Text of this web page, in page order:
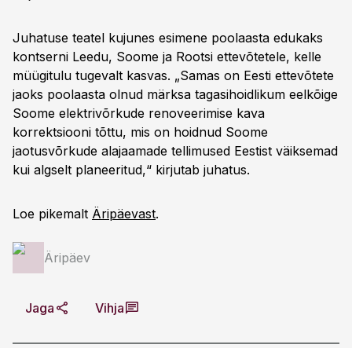
Juhatuse teatel kujunes esimene poolaasta edukaks
kontserni Leedu, Soome ja Rootsi ettevõtetele, kelle
müügitulu tugevalt kasvas. „Samas on Eesti ettevõtete
jaoks poolaasta olnud märksa tagasihoidlikum eelkõige
Soome elektrivõrkude renoveerimise kava
korrektsiooni tõttu, mis on hoidnud Soome
jaotusvõrkude alajaamade tellimused Eestist väiksemad
kui algselt planeeritud,“ kirjutab juhatus.
Loe pikemalt Äripäevast.
Äripäev
Jaga Vihja